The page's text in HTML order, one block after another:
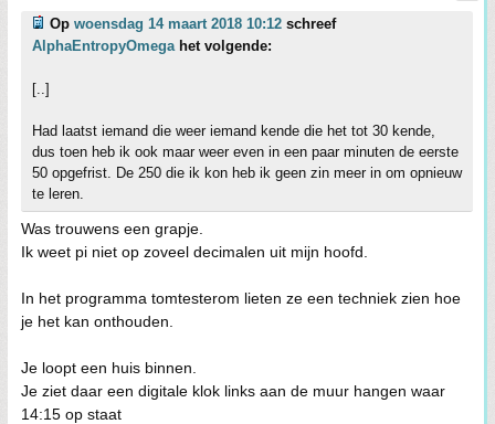
Op woensdag 14 maart 2018 10:12 schreef
AlphaEntropyOmegahet volgende:
[..]
Had laatst iemand die weer iemand kende die het tot 30 kende,
dus toen heb ik ook maar weer even in een paar minuten de eerste
50 opgefrist. De 250 die ik kon heb ik geen zin meer in om opnieuw
te leren.
Was trouwens een grapje.
Ik weet pi niet op zoveel decimalen uit mijn hoofd.
In het programma tomtesterom lieten ze een techniek zien hoe
je het kan onthouden.
Je loopt een huis binnen.
Je ziet daar een digitale klok links aan de muur hangen waar
14:15 op staat